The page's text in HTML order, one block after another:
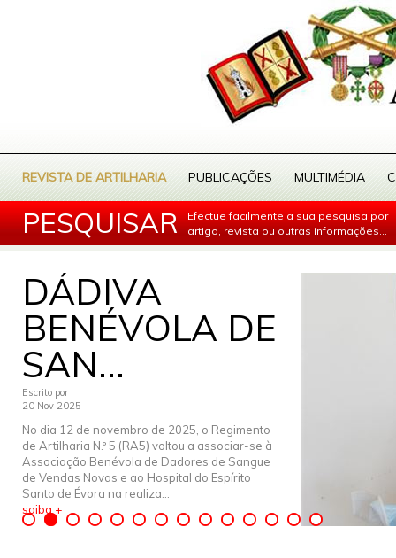
REVISTA DE ARTILHARIA PUBLICAÇÕES MULTIMÉDIA
PESQUISAR
Efectue facilmente a sua pesquisa por
artigo, revista ou outras informações...
DÁDIVA
BENÉVOLA DE
SAN...
Escrito por
20 Nov 2025
No dia 12 de novembro de 2025, o Regimento
de Artilharia N.º 5 (RA5) voltou a associar-se à
Associação Benévola de Dadores de Sangue
de Vendas Novas e ao Hospital do Espírito
Santo de Évora na realiza...
saiba +